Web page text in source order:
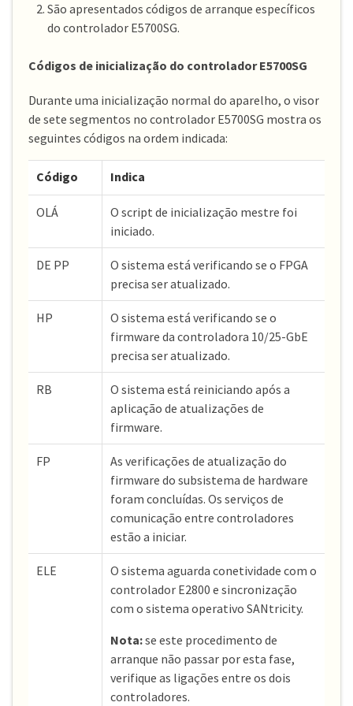
São apresentados códigos de arranque específicos
do controlador E5700SG.
Códigos de inicialização do controlador E5700SG
Durante uma inicialização normal do aparelho, o visor
de sete segmentos no controlador E5700SG mostra os
seguintes códigos na ordem indicada:
Código Indica
OLÁ
O script de inicialização mestre foi
iniciado.
DE PP
O sistema está verificando se o FPGA
precisa ser atualizado.
HP
O sistema está verificando se o
firmware da controladora 10/25-GbE
precisa ser atualizado.
RB
O sistema está reiniciando após a
aplicação de atualizações de
firmware.
FP
As verificações de atualização do
firmware do subsistema de hardware
foram concluídas. Os serviços de
comunicação entre controladores
estão a iniciar.
ELE
O sistema aguarda conetividade com o
controlador E2800 e sincronização
com o sistema operativo SANtricity.
Nota:se este procedimento de
arranque não passar por esta fase,
verifique as ligações entre os dois
controladores.